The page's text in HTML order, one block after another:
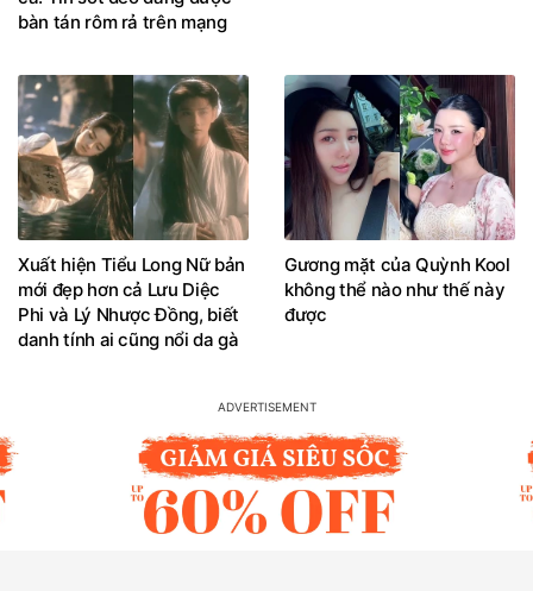
bàn tán rôm rả trên mạng
Xuất hiện Tiểu Long Nữ bản
mới đẹp hơn cả Lưu Diệc
Phi và Lý Nhược Đồng, biết
danh tính ai cũng nổi da gà
Gương mặt của Quỳnh Kool
không thể nào như thế này
được